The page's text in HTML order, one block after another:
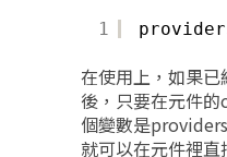
1
在使用上，如果
後，只要在元件
個變數是
就可以在元件裡直